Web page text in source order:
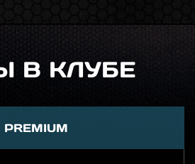
В КЛУБЕ
PREMIUM